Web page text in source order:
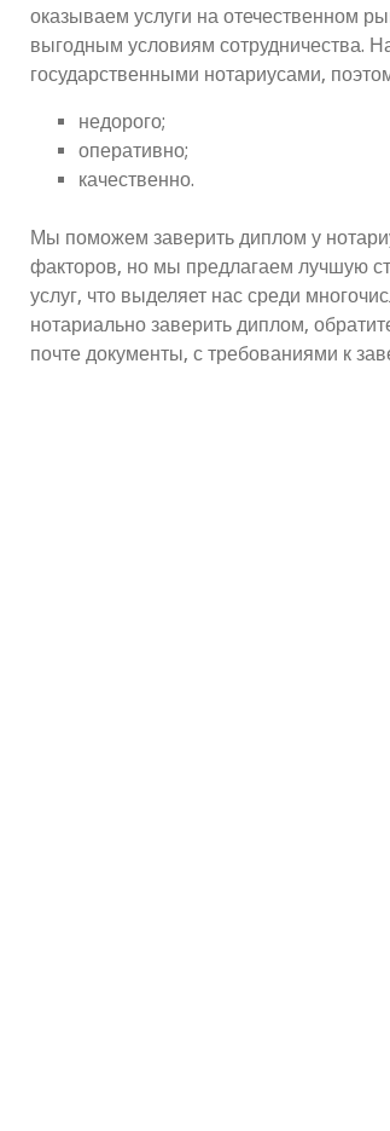
оказываем услуги на отечественном
выгодным условиям сотрудничества.
государственными нотариусами,
недорого;
оперативно;
качественно.
Мы поможем заверить диплом у
факторов, но мы предлагаем лучшую
услуг, что выделяет нас среди
нотариально заверить диплом,
почте документы, с требованиями к